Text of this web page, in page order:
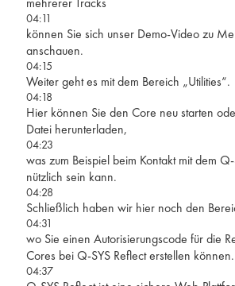
04:11
können Sie sich unser Demo-Video zu
anschauen.
04:15
Weiter geht es mit dem Bereich „Utilities“.
04:18
Hier können Sie den Core neu starten
Datei herunterladen,
04:23
was zum Beispiel beim Kontakt mit dem
nützlich sein kann.
04:28
Schließlich haben wir hier noch den
04:31
wo Sie einen Autorisierungscode für die
Cores bei Q-SYS Reflect erstellen können.
04:37